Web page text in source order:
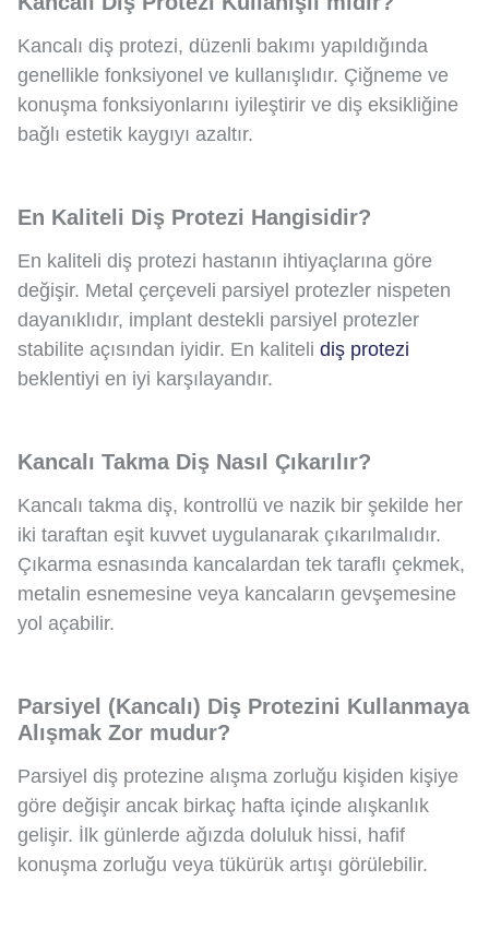
Kancalı diş protezi, düzenli bakımı yapıldığında
genellikle fonksiyonel ve kullanışlıdır. Çiğneme ve
konuşma fonksiyonlarını iyileştirir ve diş eksikliğine
bağlı estetik kaygıyı azaltır.
En Kaliteli Diş Protezi Hangisidir?
En kaliteli diş protezi hastanın ihtiyaçlarına göre
değişir. Metal çerçeveli parsiyel protezler nispeten
dayanıklıdır, implant destekli parsiyel protezler
stabilite açısından iyidir. En kaliteli diş protezi
beklentiyi en iyi karşılayandır.
Kancalı Takma Diş Nasıl Çıkarılır?
Kancalı takma diş, kontrollü ve nazik bir şekilde her
iki taraftan eşit kuvvet uygulanarak çıkarılmalıdır.
Çıkarma esnasında kancalardan tek taraflı çekmek,
metalin esnemesine veya kancaların gevşemesine
yol açabilir.
Parsiyel (Kancalı) Diş Protezini Kullanmaya
Alışmak Zor mudur?
Parsiyel diş protezine alışma zorluğu kişiden kişiye
göre değişir ancak birkaç hafta içinde alışkanlık
gelişir. İlk günlerde ağızda doluluk hissi, hafif
konuşma zorluğu veya tükürük artışı görülebilir.